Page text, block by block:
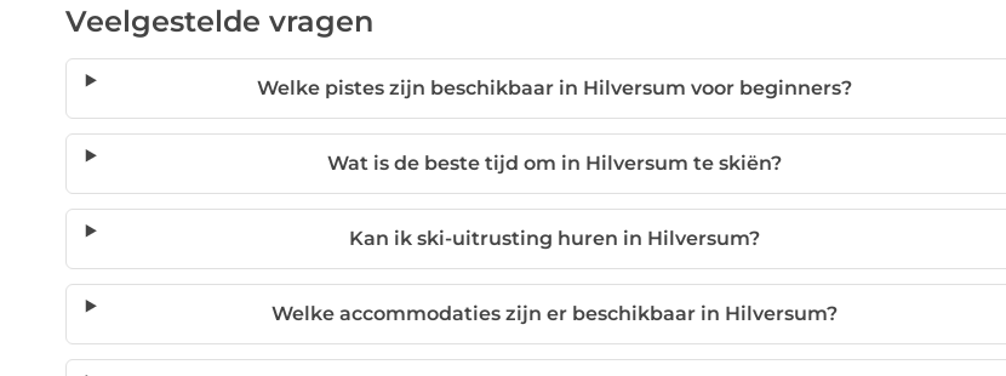
Veelgestelde vragen
Welke pistes zijn beschikbaar in Hilversum voor beginners?
Wat is de beste tijd om in Hilversum te skiën?
Kan ik ski-uitrusting huren in Hilversum?
Welke accommodaties zijn er beschikbaar in Hilversum?